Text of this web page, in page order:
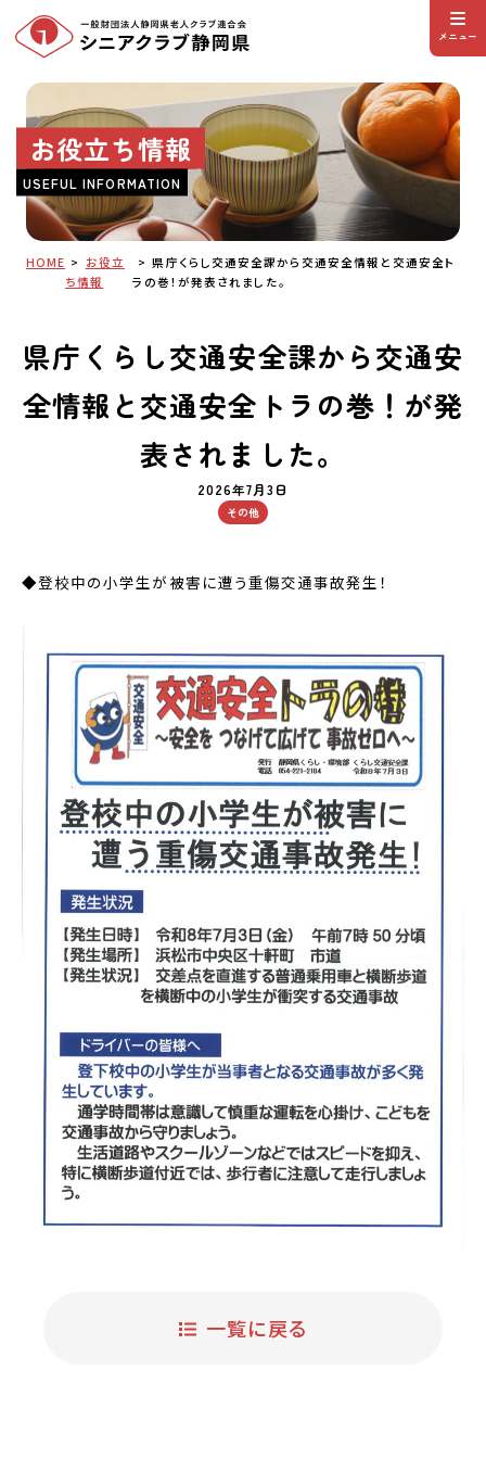
メニュー
お役立ち情報
USEFUL INFORMATION
HOME
お役立
ち情報
県庁くらし交通安全課から交通安全情報と交通安全ト
ラの巻！が発表されました。
県庁くらし交通安全課から交通安
全情報と交通安全トラの巻！が発
表されました。
2026年7月3日
その他
◆登校中の小学生が被害に遭う重傷交通事故発生！
一覧に戻る